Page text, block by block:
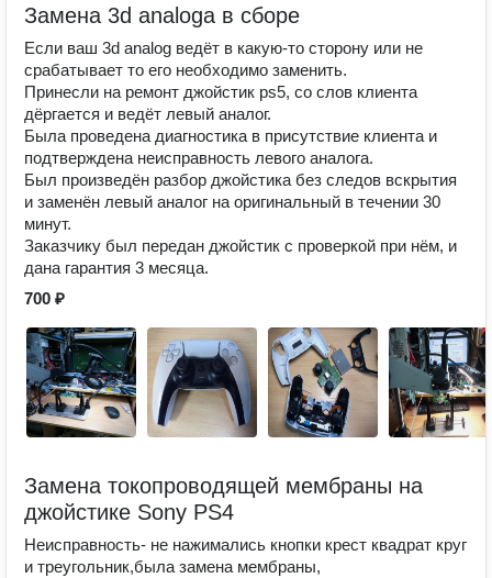
Замена 3d analoga в сборе
Если ваш 3d analog ведёт в какую-то сторону или не
срабатывает то его необходимо заменить.
Принесли на ремонт джойстик ps5, со слов клиента
дёргается и ведёт левый аналог.
Была проведена диагностика в присутствие клиента и
подтверждена неисправность левого аналога.
Был произведён разбор джойстика без следов вскрытия
и заменён левый аналог на оригинальный в течении 30
минут.
Заказчику был передан джойстик с проверкой при нём, и
дана гарантия 3 месяца.
700 ₽
Замена токопроводящей мембраны на
джойстике Sony PS4
Неисправность- не нажимались кнопки крест квадрат круг
и треугольник,была замена мембраны,